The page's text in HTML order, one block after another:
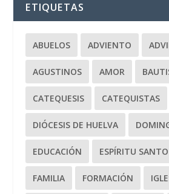
ETIQUETAS
ABUELOS ADVIENTO
AGUSTINOS AMOR
CATEQUESIS CATEQUISTAS
DIÓCESIS DE HUELVA
EDUCACIÓN ESPÍRITU SANTO
FAMILIA FORMACIÓN